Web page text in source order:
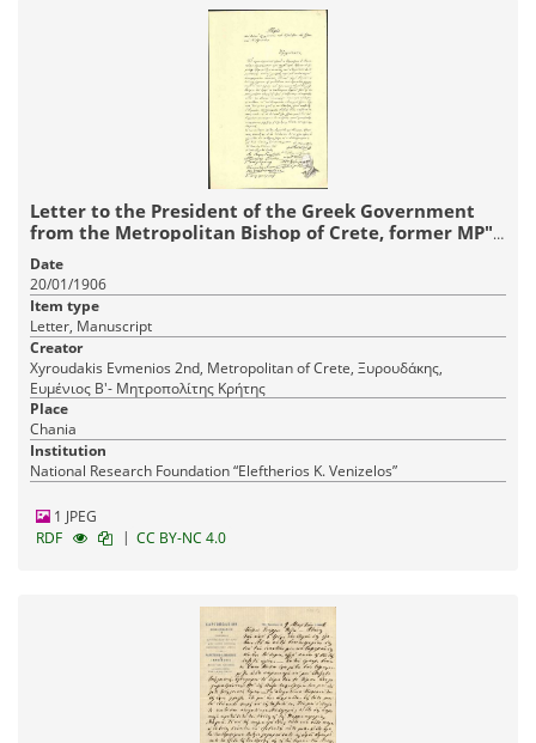
Letter to the President of the Greek Government
from the Metropolitan Bishop of Crete, former MP"s
of Crete and the advisors of the High Commissioner.
Date
20/01/1906
Item type
Letter, Manuscript
Creator
Xyroudakis Evmenios 2nd, Metropolitan of Crete, Ξυρουδάκης,
Ευμένιος Β'- Μητροπολίτης Κρήτης
Place
Chania
Institution
National Research Foundation “Eleftherios K. Venizelos”
1 JPEG
RDF
| CC BY-NC 4.0